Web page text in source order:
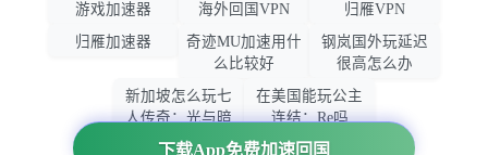
下载App免费加速回国
游戏加速器
海外回国VPN
归雁VPN
归雁加速器
奇迹MU加速用什
么比较好
钢岚国外玩延迟
很高怎么办
新加坡怎么玩七
人传奇：光与暗
之交战
在美国能玩公主
连结：Re吗